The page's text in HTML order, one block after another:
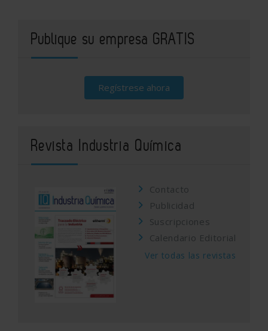
Publique su empresa GRATIS
Regístrese ahora
Revista Industria Química
Contacto
Publicidad
Suscripciones
Calendario Editorial
Ver todas las revistas